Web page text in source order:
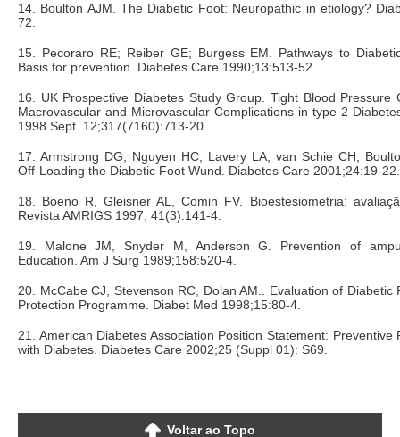
14. Boulton AJM. The Diabetic Foot: Neuropathic in etiology?
72.
15. Pecoraro RE; Reiber GE; Burgess EM. Pathways to
Basis for prevention. Diabetes Care 1990;13:513-52.
16. UK Prospective Diabetes Study Group. Tight Blood Pressure
Macrovascular and Microvascular Complications in type 2
1998 Sept. 12;317(7160):713-20.
17. Armstrong DG, Nguyen HC, Lavery LA, van Schie CH,
Off-Loading the Diabetic Foot Wund. Diabetes Care 2001;24:19-22.
18. Boeno R, Gleisner AL, Comin FV. Bioestesiometria:
Revista AMRIGS 1997; 41(3):141-4.
19. Malone JM, Snyder M, Anderson G. Prevention of
Education. Am J Surg 1989;158:520-4.
20. McCabe CJ, Stevenson RC, Dolan AM.. Evaluation of Diabetic
Protection Programme. Diabet Med 1998;15:80-4.
21. American Diabetes Association Position Statement: Preventive
with Diabetes. Diabetes Care 2002;25 (Suppl 01): S69.
Voltar ao Topo